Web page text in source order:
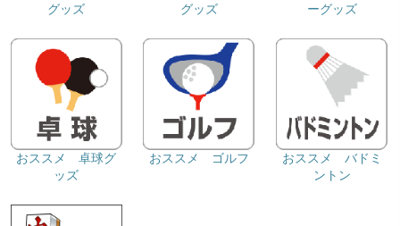
グッズ
グッズ
ーグッズ
おススメ 卓球グ
ッズ
おススメ ゴルフ
おススメ バドミ
ントン